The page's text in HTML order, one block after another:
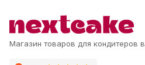
Магазин товаров для кондитеров